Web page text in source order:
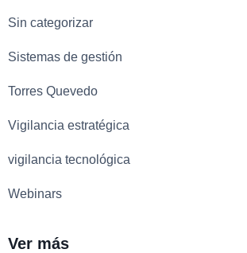
Sin categorizar
Sistemas de gestión
Torres Quevedo
Vigilancia estratégica
vigilancia tecnológica
Webinars
Ver más